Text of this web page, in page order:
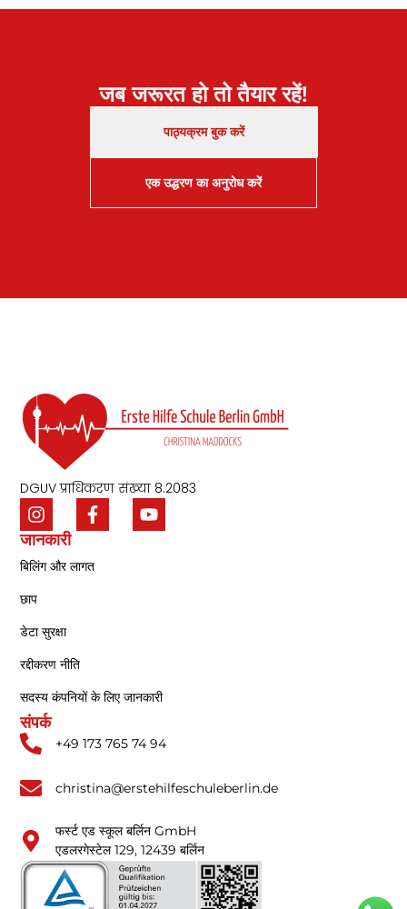
जब जरूरत हो तो तैयार रहें!
पाठ्यक्रम बुक करें
एक उद्धरण का अनुरोध करें
DGUV प्राधिकरण संख्या 8.2083
संपर्क
+49 173 765 74 94
christina@erstehilfeschuleberlin.de
फर्स्ट एड स्कूल बर्लिन GmbH
एडलरगेस्टेल 129, 12439 बर्लिन
जानकारी
बिलिंग और लागत
छाप
डेटा सुरक्षा
रद्दीकरण नीति
सदस्य कंपनियों के लिए जानकारी